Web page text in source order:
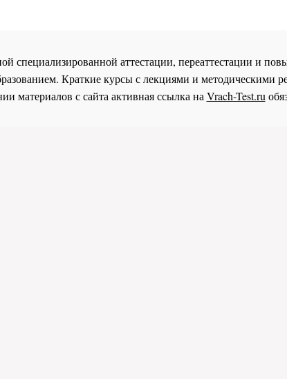
специализированной аттестации, переаттестации и
Краткие курсы с лекциями и методическими
материалов с сайта активная ссылка на Vrach-Test.ru